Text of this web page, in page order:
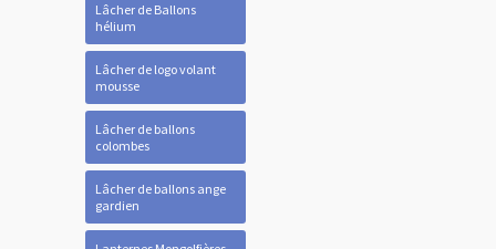
Lâcher de Ballons
hélium
Lâcher de logo volant
mousse
Lâcher de ballons
colombes
Lâcher de ballons ange
gardien